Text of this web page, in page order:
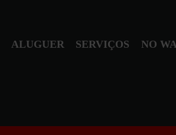
ALUGUER SERVIÇOS NO